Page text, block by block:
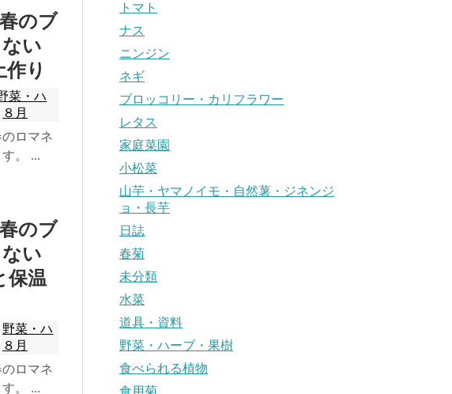
のブ
い
り
菜・ハ
８月
ロマネ
。 ...
のブ
い
保温
野菜・ハ
８月
ロマネ
。 ...
トマト
ナス
ニンジン
ネギ
ブロッコリー・カリフラワー
レタス
家庭菜園
小松菜
山芋・ヤマノイモ・自然薯・ジネンジ
ョ・長芋
日誌
春菊
未分類
水菜
道具・資料
野菜・ハーブ・果樹
食べられる植物